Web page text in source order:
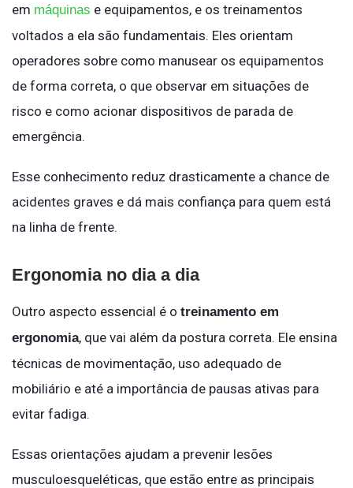
em máquinas e equipamentos, e os treinamentos
voltados a ela são fundamentais. Eles orientam
operadores sobre como manusear os equipamentos
de forma correta, o que observar em situações de
risco e como acionar dispositivos de parada de
emergência.
Esse conhecimento reduz drasticamente a chance de
acidentes graves e dá mais confiança para quem está
na linha de frente.
Ergonomia no dia a dia
Outro aspecto essencial é o treinamento em
ergonomia, que vai além da postura correta. Ele ensina
técnicas de movimentação, uso adequado de
mobiliário e até a importância de pausas ativas para
evitar fadiga.
Essas orientações ajudam a prevenir lesões
musculoesqueléticas, que estão entre as principais